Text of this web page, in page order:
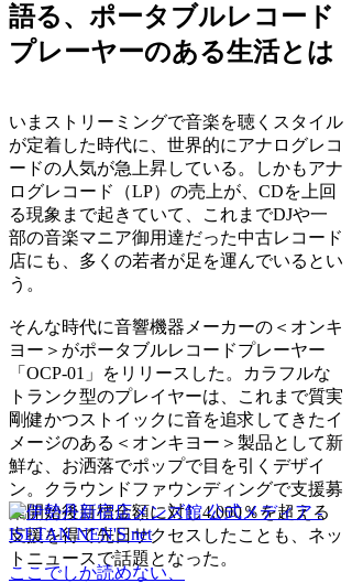
語る、ポータブルレコード
プレーヤーのある生活とは
いまストリーミングで音楽を聴くスタイル
が定着した時代に、世界的にアナログレコ
ードの人気が急上昇している。しかもアナ
ログレコード（LP）の売上が、CDを上回
る現象まで起きていて、これまでDJや一
部の音楽マニア御用達だった中古レコード
店にも、多くの若者が足を運んでいるとい
う。
そんな時代に音響機器メーカーの＜オンキ
ヨー＞がポータブルレコードプレーヤー
「OCP-01」をリリースした。カラフルな
トランク型のプレイヤーは、これまで質実
剛健かつストイックに音を追求してきたイ
メージのある＜オンキヨー＞製品として新
鮮な、お洒落でポップで目を引くデザイ
ン。クラウンドファウンディングで支援募
集開始後目標金額に対し4,000％を超える
支援を得て先日サクセスしたことも、ネッ
トニュースで話題となった。
ここでしか読めない、